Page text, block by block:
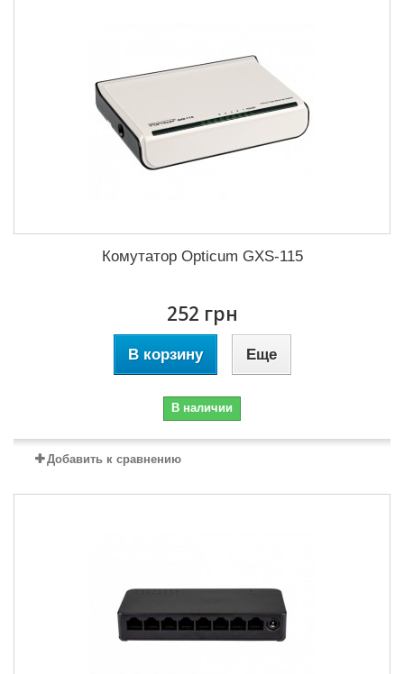
Комутатор Opticum GXS-115
252 грн
В корзину Еще
В наличии
Добавить к сравнению